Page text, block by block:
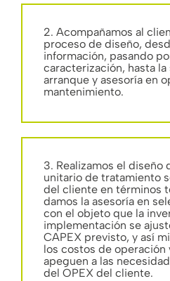
2. Acompañamos al
proceso de diseño,
información, pasando
caracterización, hasta
arranque y asesoría en
mantenimiento.
3. Realizamos el diseño
unitario de tratamiento
del cliente en términos
damos la asesoría en
con el objeto que la
implementación se
CAPEX previsto, y así
los costos de
apeguen a las
del OPEX del cliente.